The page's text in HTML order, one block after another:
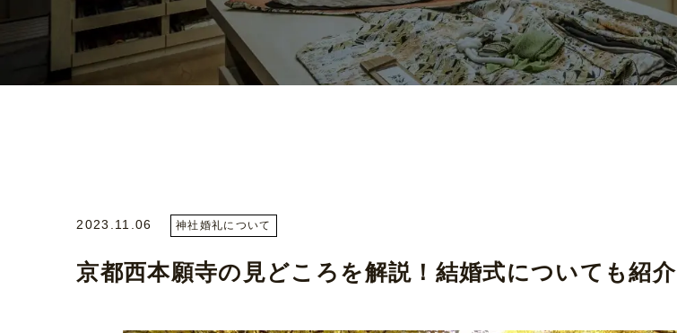
2023.11.06 神社婚礼について
京都西本願寺の見どころを解説！結婚式についても紹介